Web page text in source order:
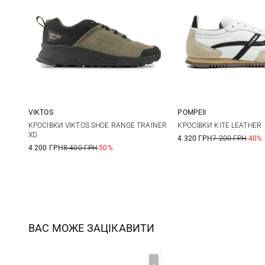
8,5 9 9,5 10
10,5 11 11,5
VIKTOS
КРОСІВКИ VIKTOS SHOE RANGE TRAINER
XD
4 200 ГРН8 400 ГРН-50%
41 42
POMPEII
КРОСІВКИ KITE LEATHER
4 320 ГРН7 200 ГРН-40%
ВАС МОЖЕ ЗАЦІКАВИТИ